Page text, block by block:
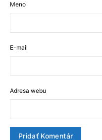
Meno
E-mail
Adresa webu